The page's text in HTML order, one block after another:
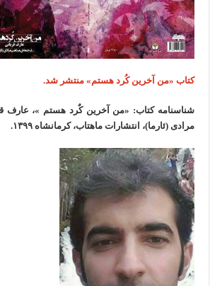
کتاب «من آخرین كُرد هستم» منتشر شد.
شناسنامه کتاب: «من آخرین کٌرد هستم »، عارف
مرادی (ئارما)، انتشارات ماهتاب، کرمانشاه۱۳۹۹.